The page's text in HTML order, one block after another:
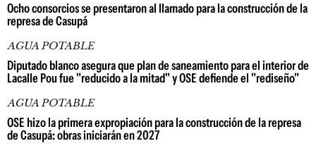
Ocho consorcios se presentaron al llamado para la construcción de la
represa de Casupá
AGUA POTABLE
Diputado blanco asegura que plan de saneamiento para el interior de
Lacalle Pou fue "reducido a la mitad" y OSE defiende el "rediseño"
AGUA POTABLE
OSE hizo la primera expropiación para la construcción de la represa
de Casupá: obras iniciarán en 2027